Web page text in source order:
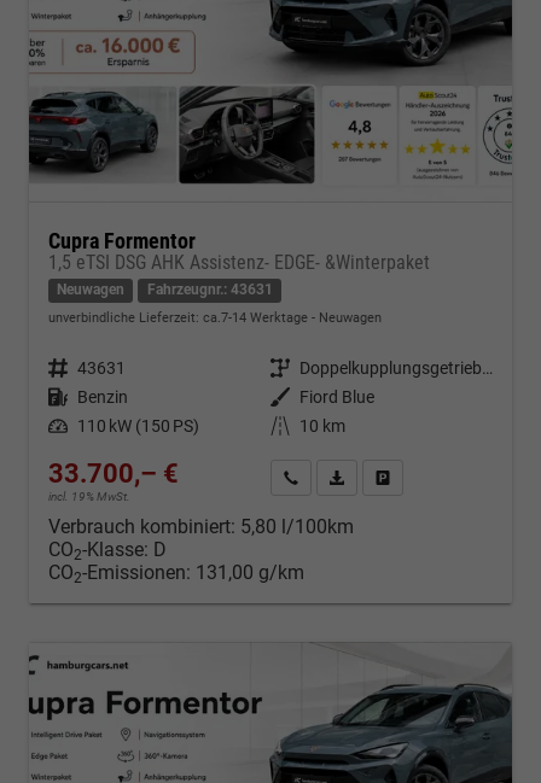
Cupra Formentor
1,5 eTSI DSG AHK Assistenz- EDGE- &Winterpaket
Neuwagen Fahrzeugnr.: 43631
unverbindliche Lieferzeit: ca.7-14 Werktage Neuwagen
Fahrzeugnr. 43631 Getriebe
Doppelkupplungsgetriebe (DSG)
Kraftstoff Benzin Außenfarbe
Fiord Blue
Leistung 110 kW (150 PS) Kilometerstand 10 km
33.700,– €
incl. 19% MwSt.
Kontakt & Angebot anfordern
PDF-Datei, Fahrzeugexposé
Verbrauch kombiniert: 5,80 l/100km
CO2-Klasse: D
CO2-Emissionen: 131,00 g/km